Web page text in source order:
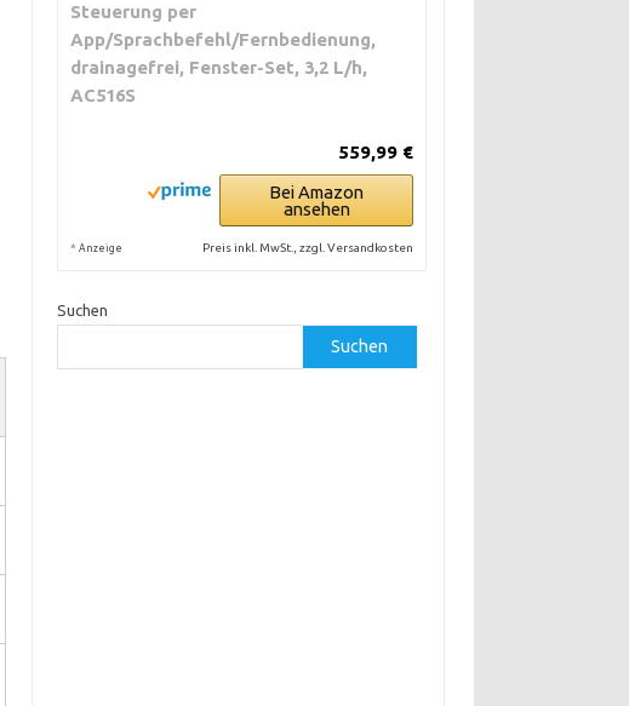
Steuerung per
App/Sprachbefehl/Fernbedienung,
drainagefrei, Fenster-Set, 3,2 L/h,
AC516S
559,99 €
Bei Amazon
ansehen
* Anzeige Preis inkl. MwSt., zzgl. Versandkosten
Suchen
Suchen